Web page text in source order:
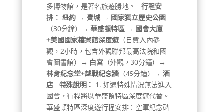
多博物館，是著名旅遊勝地。 行程安
排： 紐約 → 費城 → 國家獨立歷史公園
（30分鐘）
→ 華盛頓特區 → 國會大廈
+美國國家檔案館深度遊（自費入內參
觀，2小時，包含外觀聯邦最高法院和國
會圖書館）
→ 白宮（外觀，30分鐘）
→
林肯紀念堂+越戰紀念牆（45分鐘）
→ 酒
店
特殊說明： 1. 如遇特殊情況無法進入
國會，行程將以華盛頓特區深度遊代替。
華盛頓特區深度遊行程安排：空軍紀念碑